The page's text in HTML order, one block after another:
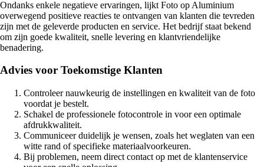
Ondanks enkele negatieve ervaringen, lijkt Foto op Aluminium
overwegend positieve reacties te ontvangen van klanten die tevreden
zijn met de geleverde producten en service. Het bedrijf staat bekend
om zijn goede kwaliteit, snelle levering en klantvriendelijke
benadering.
Advies voor Toekomstige Klanten
Controleer nauwkeurig de instellingen en kwaliteit van de foto
voordat je bestelt.
Schakel de professionele fotocontrole in voor een optimale
afdrukkwaliteit.
Communiceer duidelijk je wensen, zoals het weglaten van een
witte rand of specifieke materiaalvoorkeuren.
Bij problemen, neem direct contact op met de klantenservice